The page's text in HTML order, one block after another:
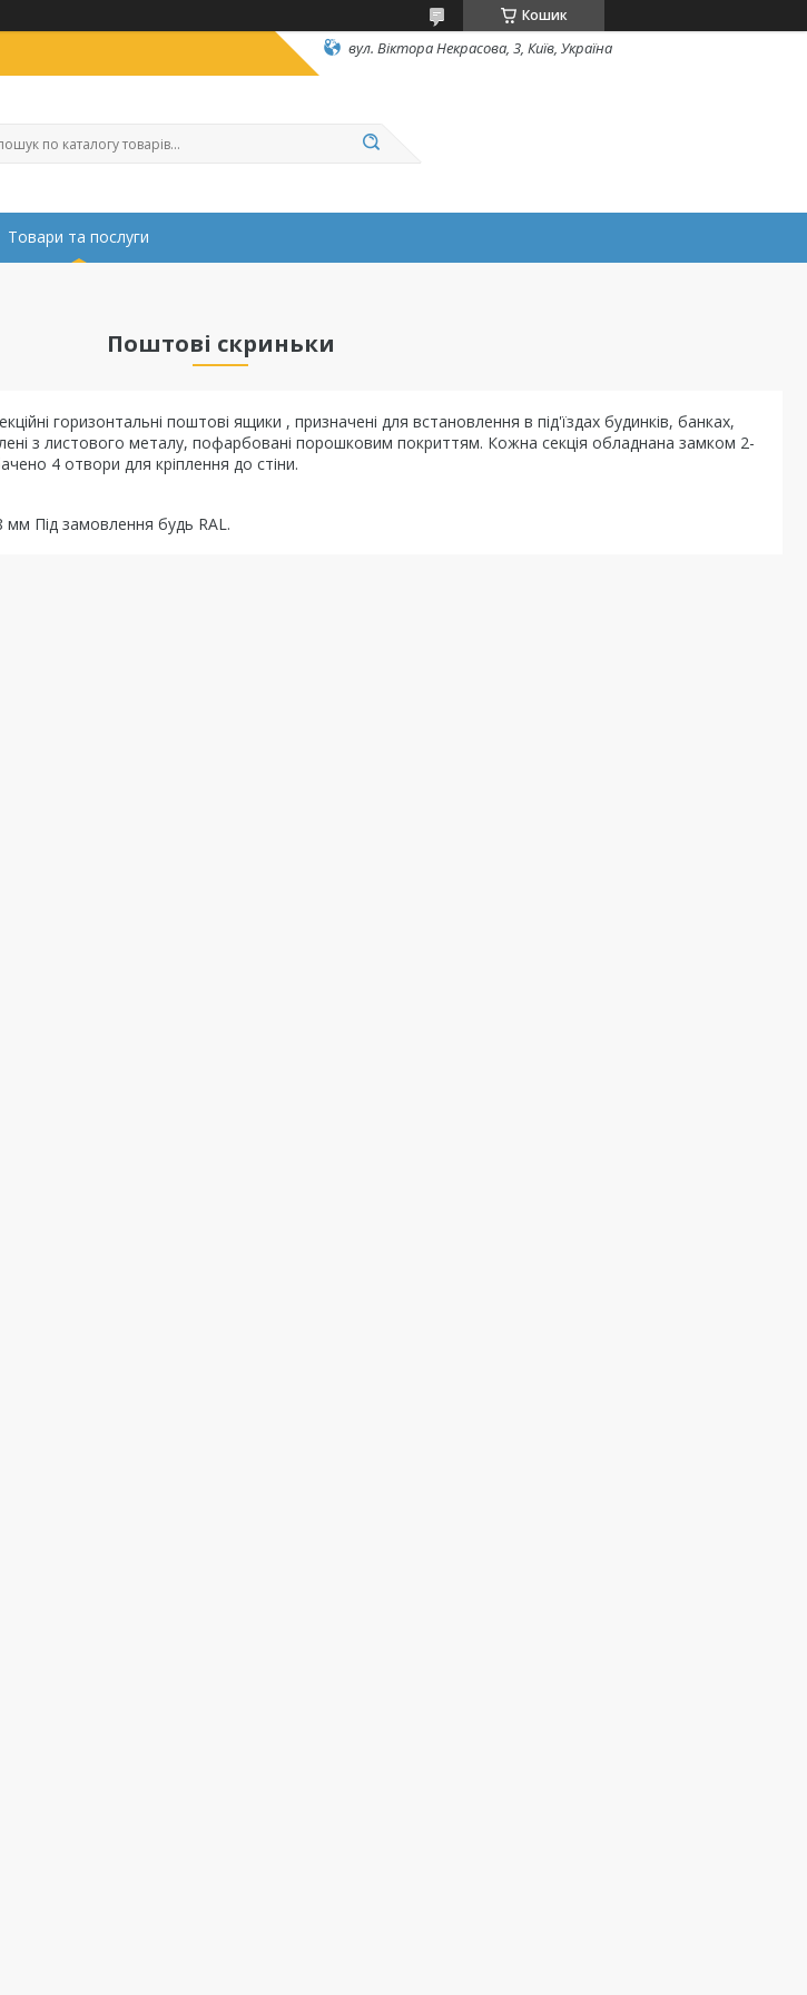
Кошик
вул. Вiктора Некрасова, 3, Київ, Україна
Товари та послуги
Поштові скриньки
горизонтальні поштові ящики , призначені для встановлення в під'їздах будинків, банках,
з листового металу, пофарбовані порошковим покриттям. Кожна секція обладнана замком 2-
4 отвори для кріплення до стіни.
мм Під замовлення будь RAL.